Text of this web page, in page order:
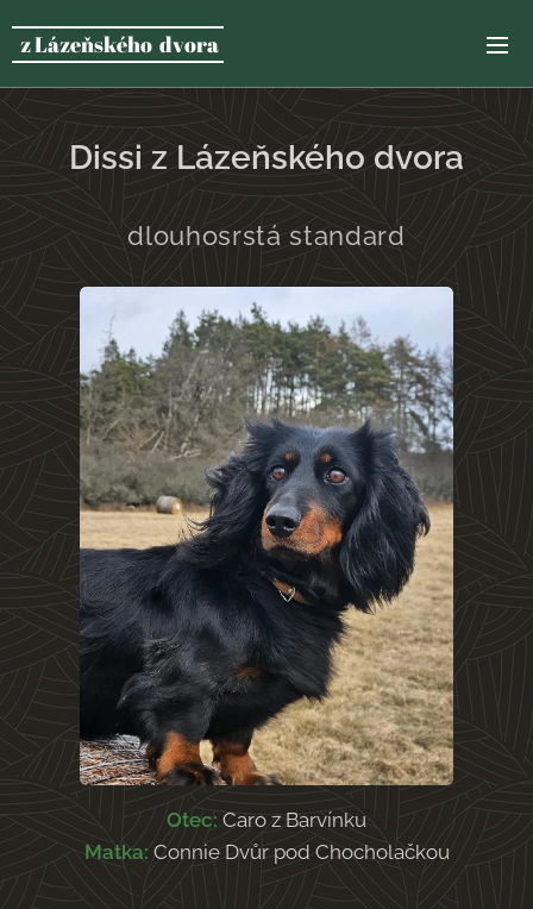
z Lázeňského dvora
Dissi z Lázeňského dvora
dlouhosrstá standard
Otec: Caro z Barvínku
Matka: Connie Dvůr pod Chocholačkou